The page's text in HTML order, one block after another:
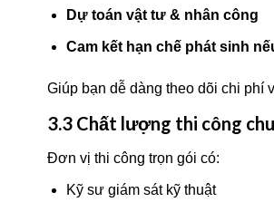
Dự toán vật tư & nhân công
Cam kết hạn chế phát sinh
Giúp bạn dễ dàng theo dõi chi phí
3.3 Chất lượng thi công
Đơn vị thi công trọn gói có:
Kỹ sư giám sát kỹ thuật